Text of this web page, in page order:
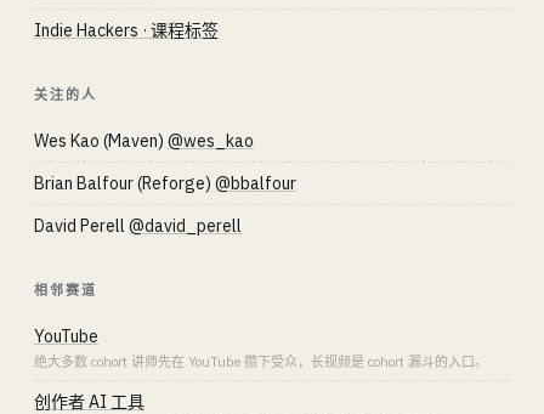
Indie Hackers · 课程标签
关注的人
Wes Kao (Maven) @wes_kao
Brian Balfour (Reforge) @bbalfour
David Perell @david_perell
相邻赛道
YouTube
绝大多数 cohort 讲师先在 YouTube 攒下受众，长视频是 cohort 漏斗的入口。
创作者 AI 工具